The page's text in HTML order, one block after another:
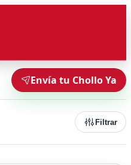
Envía tu Chollo Ya
Filtrar